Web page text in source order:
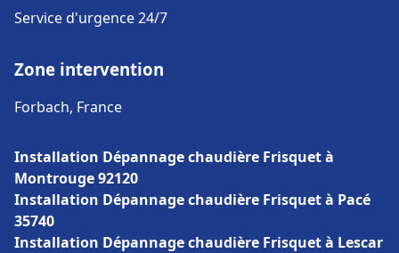
Service d'urgence 24/7
Zone intervention
Forbach, France
Installation Dépannage chaudière Frisquet à
Montrouge 92120
Installation Dépannage chaudière Frisquet à Pacé
35740
Installation Dépannage chaudière Frisquet à Lescar